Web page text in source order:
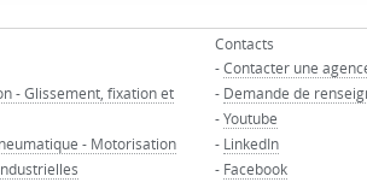
- Glissement, fixation et
- Motorisation
Contacts
-Contacter une
- Demande de
-Youtube
- LinkedIn
- Facebook